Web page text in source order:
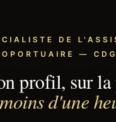
DE
—
profil, sur la
moins d'une